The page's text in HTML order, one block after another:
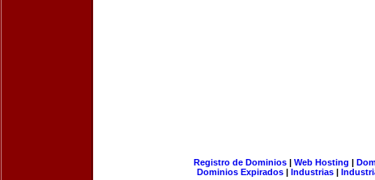
Registro de Dominios| Web Hosting |
Dominios Expirados | Industrias |